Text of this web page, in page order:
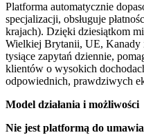
Platforma automatycznie
specjalizacji, obsługuje
krajach). Dzięki dziesiątkom
Wielkiej Brytanii, UE, Kanady
tysiące zapytań dziennie,
klientów o wysokich
odpowiednich, prawdziwych
Model działania i możliwości
Nie jest platformą do